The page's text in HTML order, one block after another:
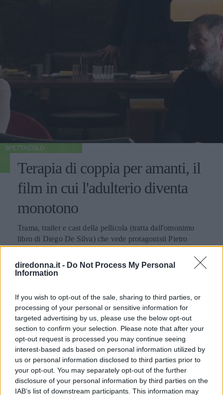
diredonna.it - Do Not Process My Personal
Information
If you wish to opt-out of the sale, sharing to third parties, or
processing of your personal or sensitive information for
targeted advertising by us, please use the below opt-out
section to confirm your selection. Please note that after your
opt-out request is processed you may continue seeing
interest-based ads based on personal information utilized by
us or personal information disclosed to third parties prior to
your opt-out. You may separately opt-out of the further
disclosure of your personal information by third parties on the
IAB’s list of downstream participants. This information may
SPETTACOLO
Terapia di coppia per amanti, il
film in cui l'adulterio diventa
monotono
Trama, trailer e cast della pellicola (tratta dall'omonimo
libro di Diego De Silva) che vede protagonisti Pietro
Sermonti e Ambra Angiolini. Canale 5 la trasmette la sera
del 2 agosto.
EMMA PIETRAROSA